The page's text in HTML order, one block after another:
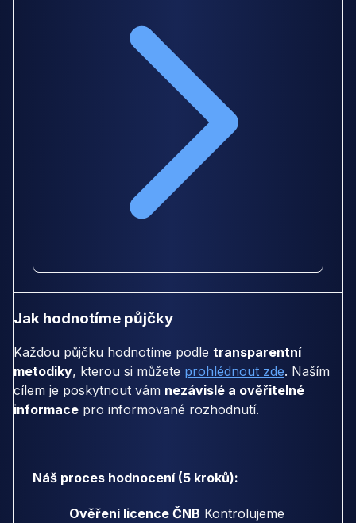
Jak hodnotíme půjčky
Každou půjčku hodnotíme podle transparentní
metodiky, kterou si můžete prohlédnout zde. Naším
cílem je poskytnout vám nezávislé a ověřitelné
informace pro informované rozhodnutí.
Náš proces hodnocení (5 kroků):
Ověření licence ČNB Kontrolujeme